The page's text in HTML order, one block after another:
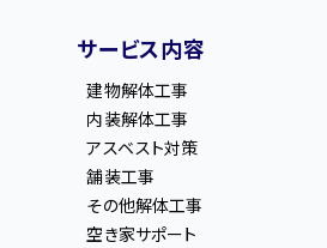
サービス内容
建物解体工事
内装解体工事
アスベスト対策
舗装工事
その他解体工事
空き家サポート